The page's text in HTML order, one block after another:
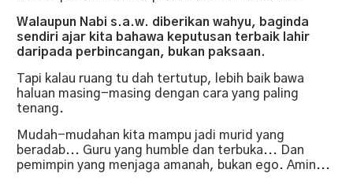
Walaupun Nabi s.a.w. diberikan wahyu, baginda
sendiri ajar kita bahawa keputusan terbaik lahir
daripada perbincangan, bukan paksaan.
Tapi kalau ruang tu dah tertutup, lebih baik bawa
haluan masing-masing dengan cara yang paling
tenang.
Mudah-mudahan kita mampu jadi murid yang
beradab... Guru yang humble dan terbuka... Dan
pemimpin yang menjaga amanah, bukan ego. Amin...